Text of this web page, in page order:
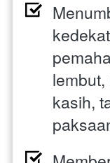
kasih,